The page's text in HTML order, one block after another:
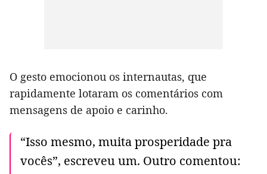
O gesto emocionou os internautas, que
rapidamente lotaram os comentários com
mensagens de apoio e carinho.
“Isso mesmo, muita prosperidade pra
vocês”, escreveu um. Outro comentou: